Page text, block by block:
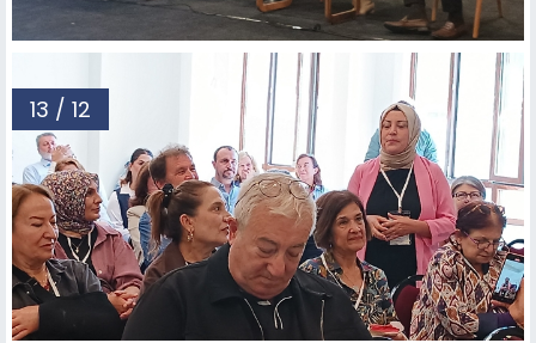
13 / 12